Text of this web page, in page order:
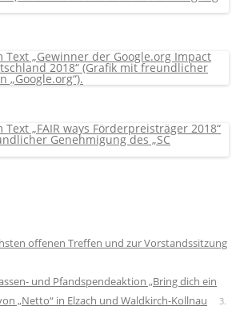
offenen Treffen und zur Vorstandssitzung
und Pfandspendeaktion „Bring dich ein
„Netto“ in Elzach und Waldkirch-Kollnau
3.